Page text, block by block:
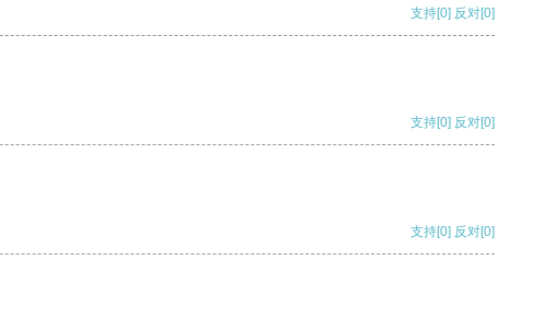
支持[0] 反对[0]
支持[0] 反对[0]
支持[0] 反对[0]